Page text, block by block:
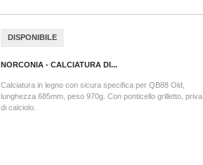
DISPONIBILE
NORCONIA - CALCIATURA DI...
Calciatura in legno con sicura specifica per QB88 Old,
lunghezza 685mm, peso 970g. Con ponticello grilletto, priva
di calciolo.